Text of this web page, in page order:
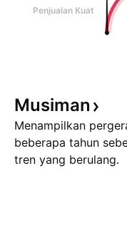
Penjualan Kuat
Musiman
Menampilkan
beberapa tahun
tren yang berulang.